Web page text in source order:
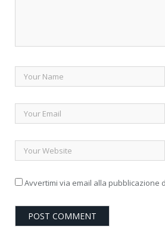
Avvertimi via email alla pubblicazione